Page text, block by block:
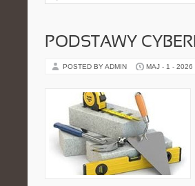
PODSTAWY
POSTED BY ADMIN MAJ - 1 - 2026